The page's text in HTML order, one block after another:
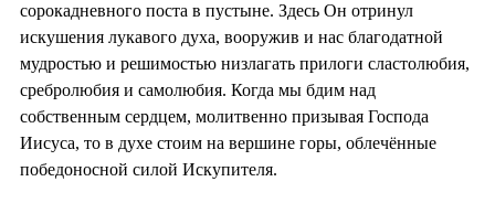
сорокадневного поста в пустыне. Здесь Он отринул
искушения лукавого духа, вооружив и нас благодатной
мудростью и решимостью низлагать прилоги сластолюбия,
сребролюбия и самолюбия. Когда мы бдим над
собственным сердцем, молитвенно призывая Господа
Иисуса, то в духе стоим на вершине горы, облечённые
победоносной силой Искупителя.